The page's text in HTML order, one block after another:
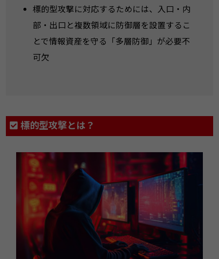
​​標的型攻撃に対応するためには、入口・内
部・出口と複数領域に防御層を設置するこ
とで情報資産を守る「多層防御」が必要不
可欠​
​​標的型攻撃とは​​？​